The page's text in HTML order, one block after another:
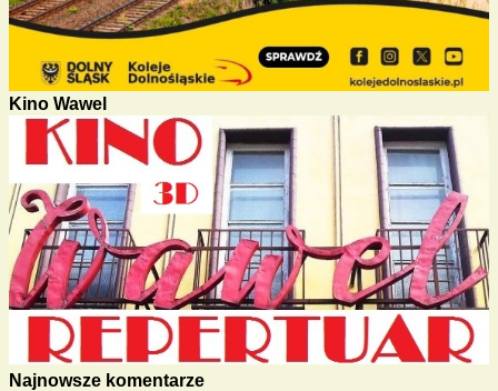
Kino Wawel
Najnowsze komentarze